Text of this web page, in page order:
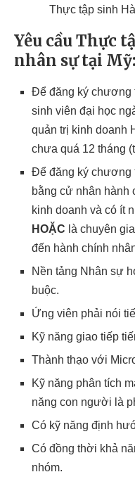
Thực tập sinh
Yêu cầu Thực
nhân sự tại Mỹ:
Để đăng ký chương
sinh viên đại học
quản trị kinh doanh
chưa quá 12 tháng
Để đăng ký chương
bằng cử nhân hành
kinh doanh và có ít
HOẶC là chuyên
đến hành chính
Nền tảng Nhân sự
buộc.
Ứng viên phải nói
Kỹ năng giao tiếp
Thành thạo với
Kỹ năng phân tích
năng con người là
Có kỹ năng định
Có đồng thời khả
nhóm.